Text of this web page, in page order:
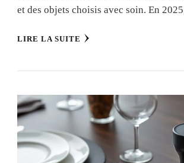
et des objets choisis avec soin. En
LIRE LA SUITE